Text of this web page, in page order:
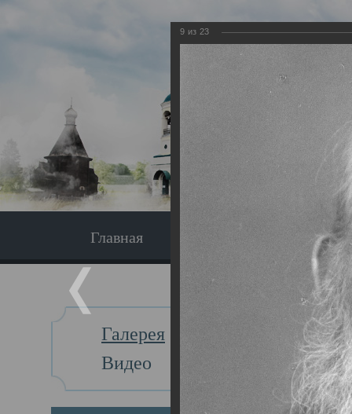
Главная Экскурсия
Галерея
Видео
Главная
9 из 23